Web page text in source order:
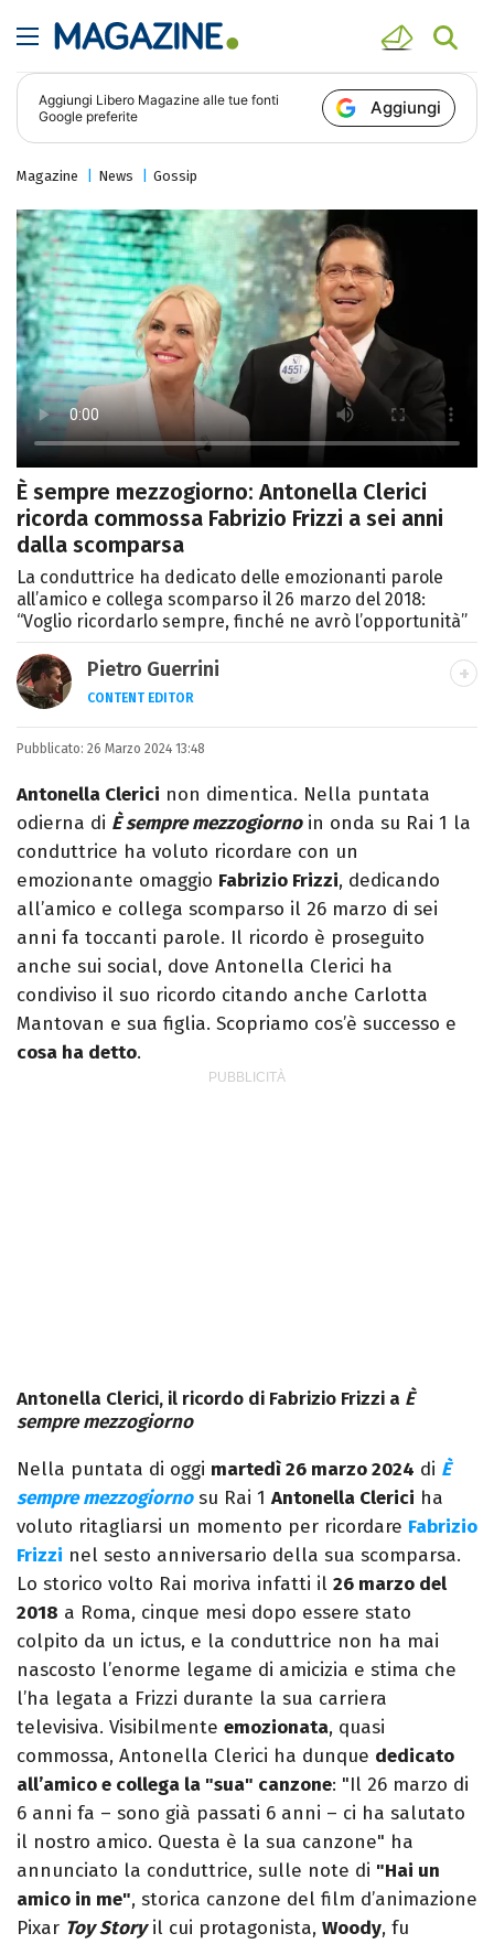
Aggiungi Libero Magazine alle tue fonti
Google preferite
Aggiungi
Magazine News Gossip
È sempre mezzogiorno: Antonella Clerici
ricorda commossa Fabrizio Frizzi a sei anni
dalla scomparsa
La conduttrice ha dedicato delle emozionanti parole
all’amico e collega scomparso il 26 marzo del 2018:
“Voglio ricordarlo sempre, finché ne avrò l’opportunità”
Pietro Guerrini
CONTENT EDITOR
Laurea in Lettere, smania di viaggi e
Pixar).
Pubblicato: 26 Marzo 2024 13:48
Antonella Clerici non dimentica. Nella puntata
odierna di È sempre mezzogiornoin onda su Rai 1 la
conduttrice ha voluto ricordare con un
emozionante omaggio Fabrizio Frizzi, dedicando
all’amico e collega scomparso il 26 marzo di sei
anni fa toccanti parole. Il ricordo è proseguito
anche sui social, dove Antonella Clerici ha
condiviso il suo ricordo citando anche Carlotta
Mantovan e sua figlia. Scopriamo cos’è successo e
cosa ha detto.
Antonella Clerici, il ricordo di Fabrizio Frizzi a È
sempre mezzogiorno
Nella puntata di oggi martedì 26 marzo 2024 di È
sempre mezzogiornosu Rai 1 Antonella Clerici ha
voluto ritagliarsi un momento per ricordare Fabrizio
Frizzi nel sesto anniversario della sua scomparsa.
Lo storico volto Rai moriva infatti il 26 marzo del
2018 a Roma, cinque mesi dopo essere stato
colpito da un ictus, e la conduttrice non ha mai
nascosto l’enorme legame di amicizia e stima che
l’ha legata a Frizzi durante la sua carriera
televisiva. Visibilmente emozionata, quasi
commossa, Antonella Clerici ha dunque dedicato
all’amico e collega la "sua" canzone: "Il 26 marzo di
6 anni fa – sono già passati 6 anni – ci ha salutato
il nostro amico. Questa è la sua canzone" ha
annunciato la conduttrice, sulle note di "Hai un
amico in me", storica canzone del film d’animazione
Pixar Toy Storyil cui protagonista, Woody, fu